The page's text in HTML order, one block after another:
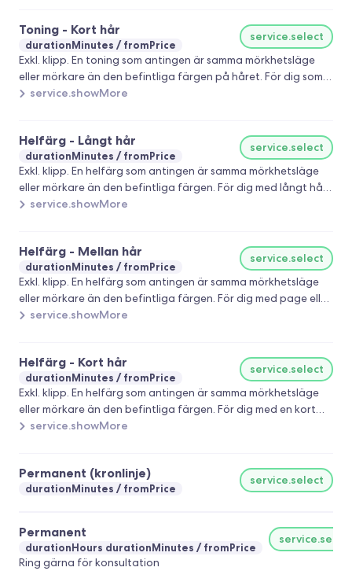
Toning - Kort hår
durationMinutes fromPrice
service.select
Exkl. klipp. En toning som antingen är samma mörkhetsläge
eller mörkare än den befintliga färgen på håret. För dig som
har en kort frisyr
service.showMore
Helfärg - Långt hår
durationMinutes fromPrice
service.select
Exkl. klipp. En helfärg som antingen är samma mörkhetsläge
eller mörkare än den befintliga färgen. För dig med långt hår
från nyckelbenen och längre.
service.showMore
Helfärg - Mellan hår
durationMinutes fromPrice
service.select
Exkl. klipp. En helfärg som antingen är samma mörkhetsläge
eller mörkare än den befintliga färgen. För dig med page eller
kortare.
service.showMore
Helfärg - Kort hår
durationMinutes fromPrice
service.select
Exkl. klipp. En helfärg som antingen är samma mörkhetsläge
eller mörkare än den befintliga färgen. För dig med en kort
frisyr.
service.showMore
Permanent (kronlinje)
durationMinutes fromPrice
service.select
Permanent
durationHours durationMinutes fromPrice
service.select
Ring gärna för konsultation